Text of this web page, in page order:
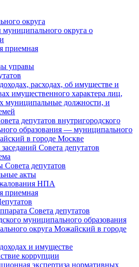
округа
муниципального округа о
приемная
управы
расходах, об имуществе и
имущественного характера лиц,
муниципальные должности, и
депутатов внутригородского
образования — муниципального
в городе Москве
Совета депутатов
Совета депутатов
акты
НПА
приемная
Совета депутатов
муниципального образования
округа Можайский в городе
и имуществе
коррупции
экспертиза нормативных